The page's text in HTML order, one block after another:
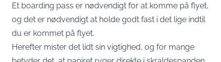
Et boarding pass er nødvendigt for at komme på flyet,
og det er nødvendigt at holde godt fast i det lige indtil
du er kommet på flyet.
Herefter mister det lidt sin vigtighed, og for mange